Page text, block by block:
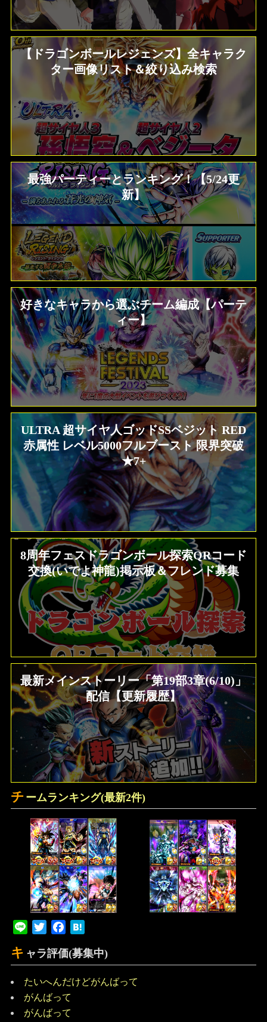
【ドラゴンボールレジェンズ】全キャラク
ター画像リスト＆絞り込み検索
最強パーティーとランキング！【5/24更
新】
好きなキャラから選ぶチーム編成【パーテ
ィー】
ULTRA 超サイヤ人ゴッドSSベジット RED
赤属性 レベル5000フルブースト 限界突破
★7+
8周年フェスドラゴンボール探索QRコード
交換(いでよ神龍)掲示板＆フレンド募集
最新メインストーリー「第19部3章(6/10)」
配信【更新履歴】
チ ームランキング(最新2件)
Line Twitter Facebook
キ ャラ評価(募集中)
たいへんだけどがんばって
がんばって
がんばって